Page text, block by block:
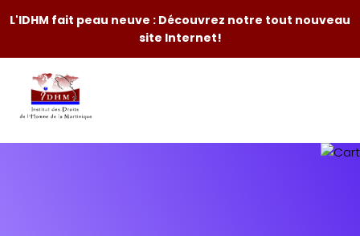
L'IDHM fait peau neuve : Découvrez notre tout nouveau
site Internet!